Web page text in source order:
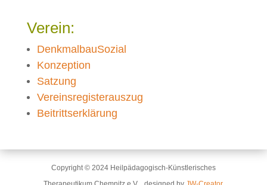
Verein:
DenkmalbauSozial
Konzeption
Satzung
Vereinsregisterauszug
Beitrittserklärung
Copyright © 2024 Heilpädagogisch-Künstlerisches